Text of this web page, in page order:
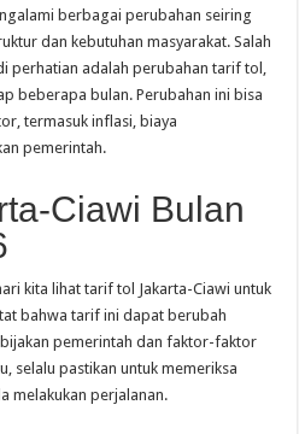
berbagai perubahan seiring
dan kebutuhan masyarakat. Salah
perhatian adalah perubahan tarif tol,
beberapa bulan. Perubahan ini bisa
termasuk inflasi, biaya
pemerintah.
Ciawi Bulan
kita lihat tarif tol Jakarta-Ciawi untuk
bahwa tarif ini dapat berubah
pemerintah dan faktor-faktor
selalu pastikan untuk memeriksa
melakukan perjalanan.